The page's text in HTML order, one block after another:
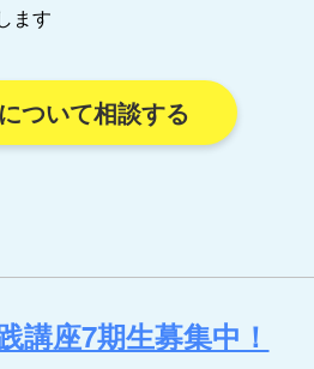
ます
ついて相談する
講座7期生募集中！